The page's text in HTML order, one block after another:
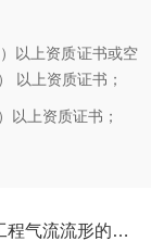
以上资质证书或空
上资质证书；
资质证书；
GMP车间好色先生在线视频工程气流流形的检测步骤